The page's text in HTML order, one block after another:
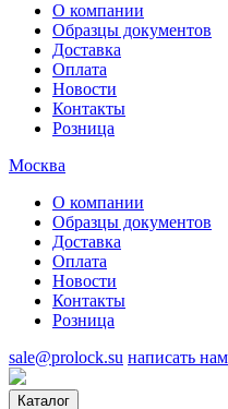
О компании
Образцы документов
Доставка
Оплата
Новости
Контакты
Розница
Москва
О компании
Образцы документов
Доставка
Оплата
Новости
Контакты
Розница
sale@prolock.su написать нам
Каталог